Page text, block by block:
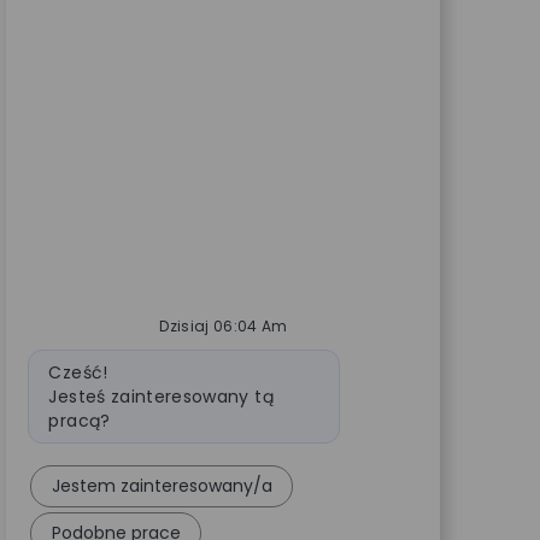
Dzisiaj 06:04 Am
Wiadomość bota
Cześć!
Jesteś zainteresowany tą
pracą?
Jestem zainteresowany/a
Podobne prace